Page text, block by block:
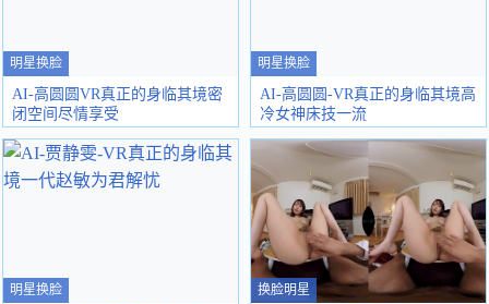
明星换脸
AI-高圆圆VR真正的身临其境密
闭空间尽情享受
明星换脸
AI-高圆圆-VR真正的身临其境高
冷女神床技一流
明星换脸 换脸明星